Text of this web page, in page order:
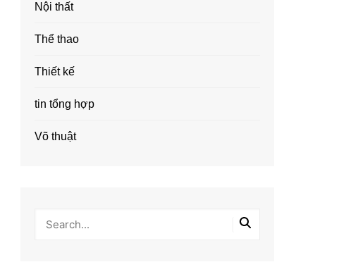
Nội thất
Thể thao
Thiết kế
tin tổng hợp
Võ thuật